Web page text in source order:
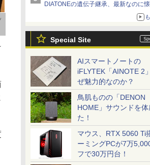
DIATONEの遺伝子継承、最新なのに
い“惚れる音”Tecnologia e Cuore「DS-
Special Site
AIスマートノートの
iFLYTEK「AINOTE 2
ぜ魅力的なのか？
鳥肌ものの「DENON
HOME」サウンドを体
た！
マウス、RTX 5060 Ti
ーミングPCが7万
フで30万円台！